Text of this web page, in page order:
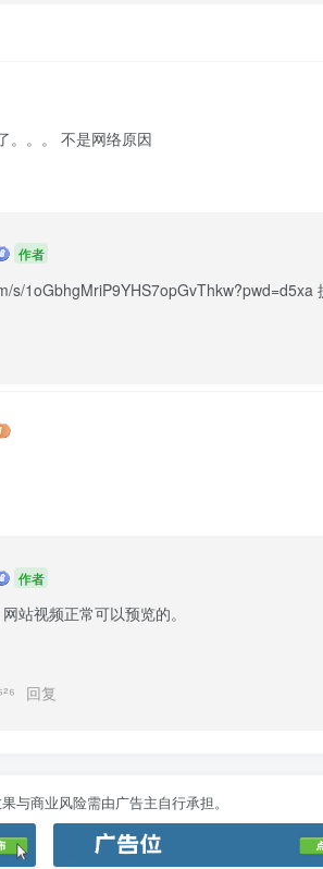
。。。 不是网络原因
作者
s/
作者
站视频正常可以预览的。
回复
与商业风险需由广告主自行承担。